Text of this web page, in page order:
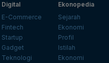
Digital
E-Commerce
Fintech
Startup
Gadget
Teknologi
Ekonopedia
Sejarah
Ekonomi
Profil
Istilah
Ekonomi